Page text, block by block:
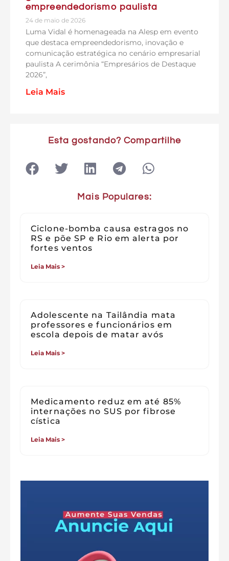
empreendedorismo paulista
24 de maio de 2026
Luma Vidal é homenageada na Alesp em evento
que destaca empreendedorismo, inovação e
comunicação estratégica no cenário empresarial
paulista A cerimônia “Empresários de Destaque
2026”,
Leia Mais
Esta gostando? Compartilhe
Mais Populares:
Ciclone-bomba causa estragos no
RS e põe SP e Rio em alerta por
fortes ventos
Leia Mais >
Adolescente na Tailândia mata
professores e funcionários em
escola depois de matar avós
Leia Mais >
Medicamento reduz em até 85%
internações no SUS por fibrose
cística
Leia Mais >